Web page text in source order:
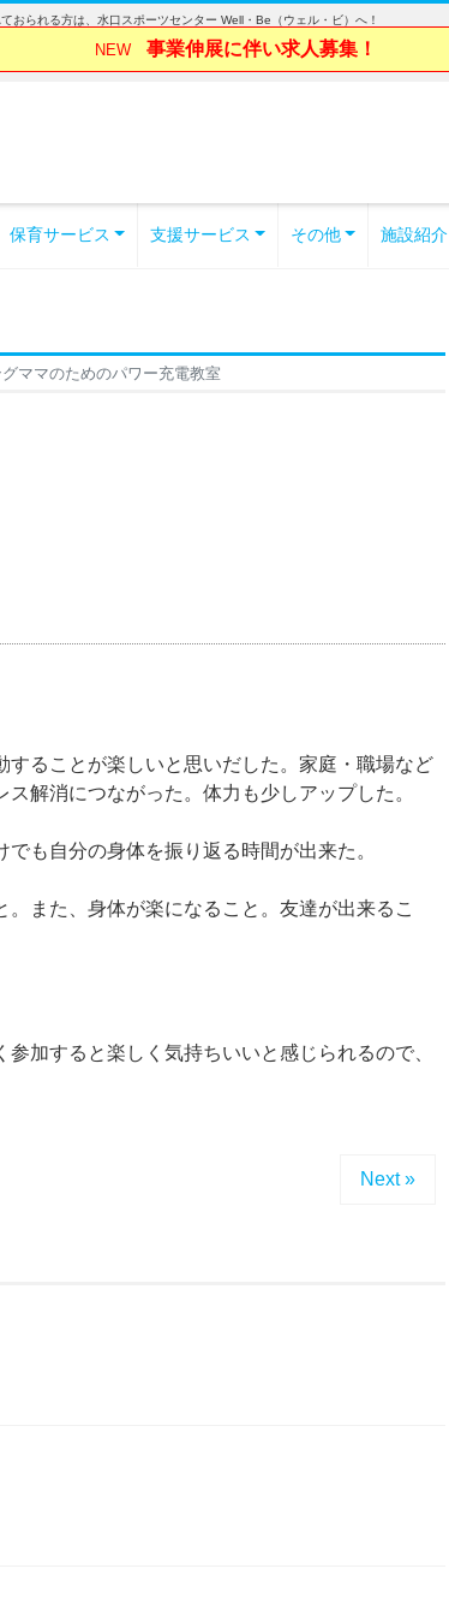
おられる方は、水口スポーツセンター Well・Be（ウェル・ビ）へ！
NEW 事業伸展に伴い求人募集！
保育サービス 支援サービス その他 施設紹介
ママのためのパワー充電教室
ることが楽しいと思いだした。家庭・職場など
解消につながった。体力も少しアップした。
も自分の身体を振り返る時間が出来た。
また、身体が楽になること。友達が出来るこ
加すると楽しく気持ちいいと感じられるので、
Next »